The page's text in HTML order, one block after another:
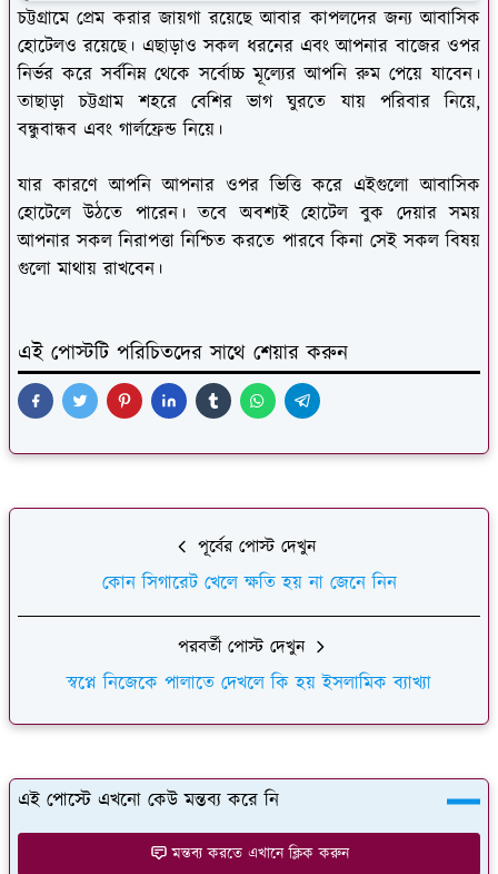
চট্টগ্রামে প্রেম করার জায়গা রয়েছে আবার কাপলদের জন্য আবাসিক
হোটেলও রয়েছে। এছাড়াও সকল ধরনের এবং আপনার বাজের ওপর
নির্ভর করে সর্বনিম্ন থেকে সর্বোচ্চ মূল্যের আপনি রুম পেয়ে যাবেন।
তাছাড়া চট্টগ্রাম শহরে বেশির ভাগ ঘুরতে যায় পরিবার নিয়ে,
বন্ধুবান্ধব এবং গার্লফ্রেন্ড নিয়ে।
যার কারণে আপনি আপনার ওপর ভিত্তি করে এইগুলো আবাসিক
হোটেলে উঠতে পারেন। তবে অবশ্যই হোটেল বুক দেয়ার সময়
আপনার সকল নিরাপত্তা নিশ্চিত করতে পারবে কিনা সেই সকল বিষয়
গুলো মাথায় রাখবেন।
এই পোস্টটি পরিচিতদের সাথে শেয়ার করুন
পূর্বের পোস্ট দেখুন
কোন সিগারেট খেলে ক্ষতি হয় না জেনে নিন
পরবর্তী পোস্ট দেখুন
স্বপ্নে নিজেকে পালাতে দেখলে কি হয় ইসলামিক ব্যাখ্যা
এই পোস্টে এখনো কেউ মন্তব্য করে নি
মন্তব্য করতে এখানে ক্লিক করুন